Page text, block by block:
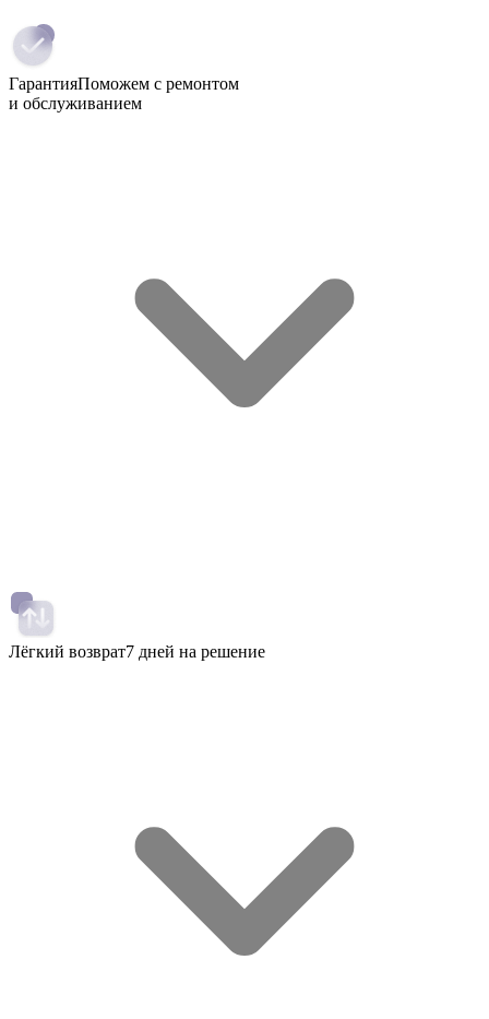
ГарантияПоможем с ремонтом
и обслуживанием
Лёгкий возврат7 дней на решение